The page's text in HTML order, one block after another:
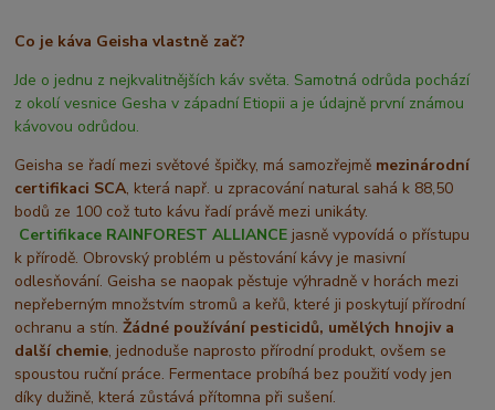
Co je káva Geisha vlastně zač?
Jde o jednu z nejkvalitnějších káv světa. Samotná odrůda pochází
z okolí vesnice Gesha v západní Etiopii a je údajně první známou
kávovou odrůdou.
Geisha se řadí mezi světové špičky, má samozřejmě mezinárodní
certifikaci SCA, která např. u zpracování natural sahá k 88,50
bodů ze 100 což tuto kávu řadí právě mezi unikáty.
Certifikace RAINFOREST ALLIANCE jasně vypovídá o přístupu
k přírodě. Obrovský problém u pěstování kávy je masivní
odlesňování. Geisha se naopak pěstuje výhradně v horách mezi
nepřeberným množstvím stromů a keřů, které ji poskytují přírodní
ochranu a stín.Žádné používání pesticidů, umělých hnojiv a
další chemie, jednoduše naprosto přírodní produkt, ovšem se
spoustou ruční práce. Fermentace probíhá bez použití vody jen
díky dužině, která zůstává přítomna při sušení.